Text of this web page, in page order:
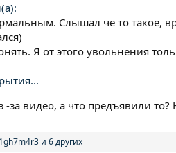
Слышал че то такое,
Я от этого увольнения
-за видео, а что предъявили
и 6 других